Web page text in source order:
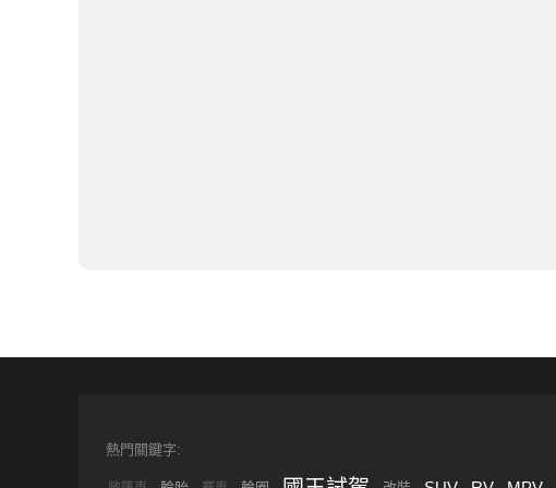
熱門關鍵字: